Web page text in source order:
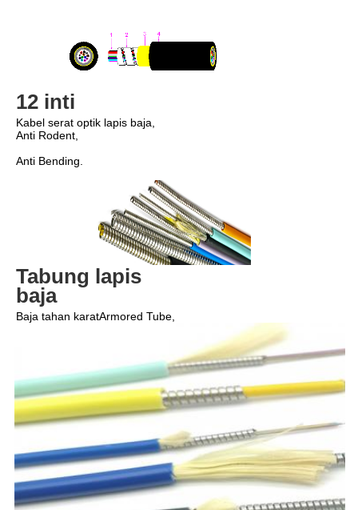
12 inti
Kabel serat optik lapis baja,
Anti Rodent,
Anti Bending.
Tabung lapis
baja
Baja tahan karatArmored Tube,